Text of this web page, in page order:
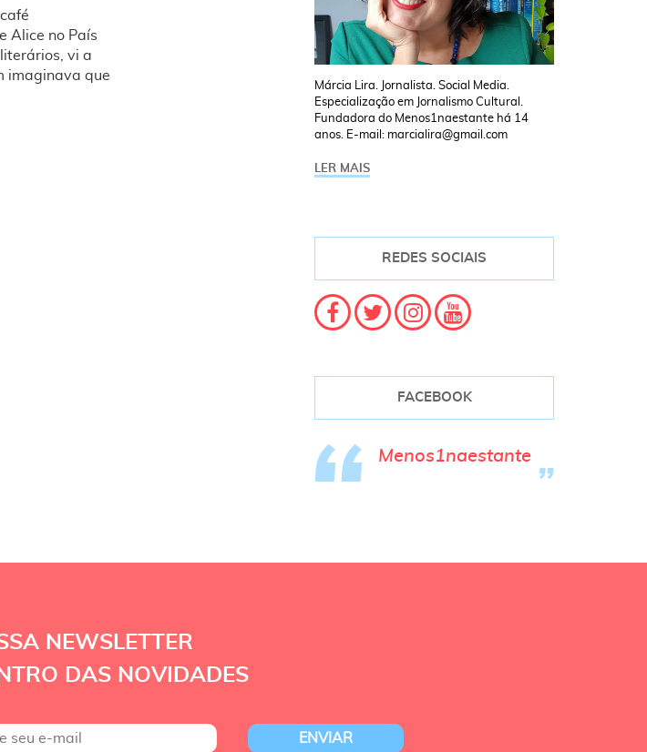
Alice no País
vi a
imaginava que
Márcia Lira. Jornalista. Social Media.
Especialização em Jornalismo Cultural.
Fundadora do Menos1naestante há 14
anos. E-mail: marcialira@gmail.com
LER MAIS
REDES SOCIAIS
FACEBOOK
Menos1naestante
NEWSLETTER
DAS NOVIDADES